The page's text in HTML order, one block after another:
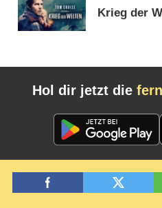
Krieg der
Hol dir jetzt die